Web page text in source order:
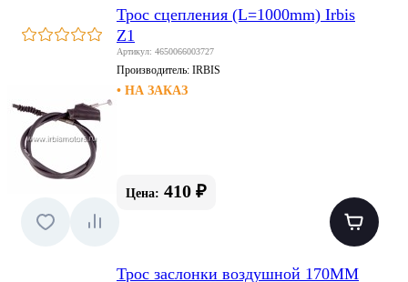
Трос сцепления (L=1000mm) Irbis
Z1
Артикул: 4650066003727
Производитель: IRBIS
• НА ЗАКАЗ
Цена: 410 ₽
Трос заслонки воздушной 170MM